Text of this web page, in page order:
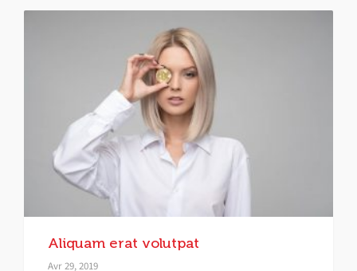
Aliquam erat volutpat
Avr 29, 2019